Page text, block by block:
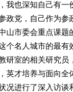
我也深知自己有一
政党，自己作为参
山市委会重点课题
名人城市的最有
研室的相关研究员
英才培养与面向全
况进行了深入访谈